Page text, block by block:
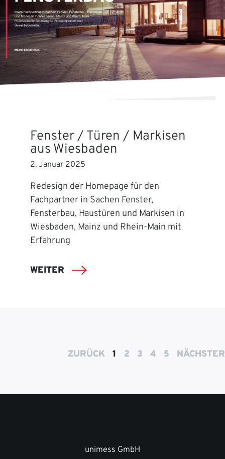
Fenster / Türen / Markisen
aus Wiesbaden
2. Januar 2025
Redesign der Homepage für den
Fachpartner in Sachen Fenster,
Fensterbau, Haustüren und Markisen in
Wiesbaden, Mainz und Rhein-Main mit
Erfahrung
WEITER
ZURÜCK 1 2 3 4 5 NÄCHSTER
unimess GmbH